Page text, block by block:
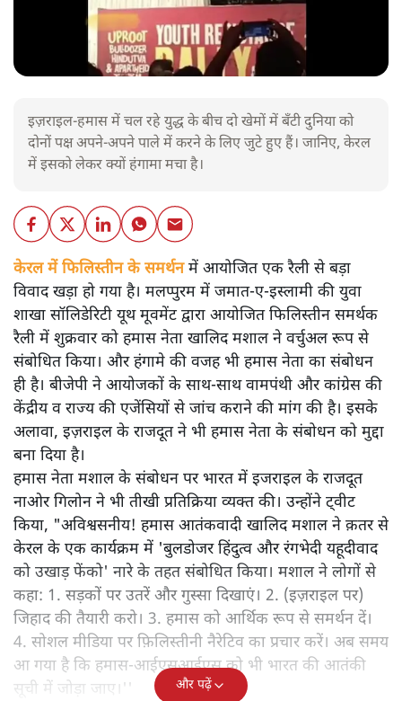
इज़राइल-हमास में चल रहे युद्ध के बीच दो खेमों में बँटी दुनिया को
दोनों पक्ष अपने-अपने पाले में करने के लिए जुटे हुए हैं। जानिए, केरल
में इसको लेकर क्यों हंगामा मचा है।
केरल में फिलिस्तीन के समर्थन में आयोजित एक रैली से बड़ा
विवाद खड़ा हो गया है। मलप्पुरम में जमात-ए-इस्लामी की युवा
शाखा सॉलिडेरिटी यूथ मूवमेंट द्वारा आयोजित फिलिस्तीन समर्थक
रैली में शुक्रवार को हमास नेता खालिद मशाल ने वर्चुअल रूप से
संबोधित किया। और हंगामे की वजह भी हमास नेता का संबोधन
ही है। बीजेपी ने आयोजकों के साथ-साथ वामपंथी और कांग्रेस की
केंद्रीय व राज्य की एजेंसियों से जांच कराने की मांग की है। इसके
अलावा, इज़राइल के राजदूत ने भी हमास नेता के संबोधन को मुद्दा
बना दिया है।
हमास नेता मशाल के संबोधन पर भारत में इजराइल के राजदूत
नाओर गिलोन ने भी तीखी प्रतिक्रिया व्यक्त की। उन्होंने ट्वीट
किया, "अविश्वसनीय! हमास आतंकवादी खालिद मशाल ने क़तर से
केरल के एक कार्यक्रम में 'बुलडोजर हिंदुत्व और रंगभेदी यहूदीवाद
को उखाड़ फेंको' नारे के तहत संबोधित किया। मशाल ने लोगों से
कहा: 1. सड़कों पर उतरें और गुस्सा दिखाएं। 2. (इज़राइल पर)
जिहाद की तैयारी करो। 3. हमास को आर्थिक रूप से समर्थन दें।
4. सोशल मीडिया पर फ़िलिस्तीनी नैरेटिव का प्रचार करें। अब समय
आ गया है कि हमास-आईएसआईएस को भी भारत की आतंकी
सूची में जोड़ा जाए।''
और पढ़ें